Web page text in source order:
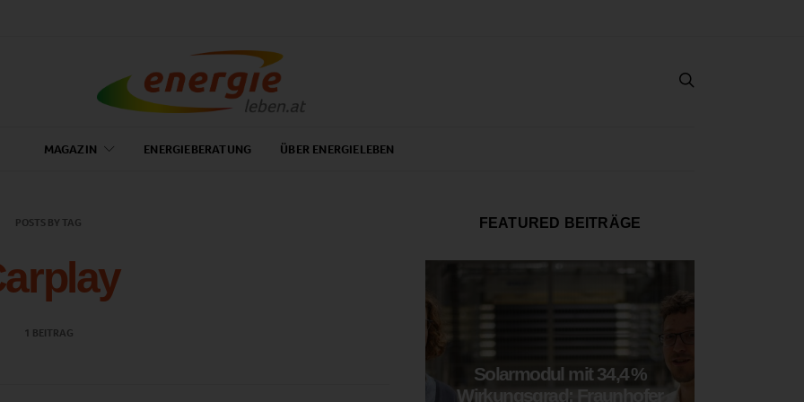
MAGAZIN ENERGIEBERATUNG ÜBER ENERGIELEBEN
POSTS BY TAG
1 BEITRAG
FEATURED BEITRÄGE
Solarmodul mit 34,4 %
Wirkungsgrad: Fraunhofer